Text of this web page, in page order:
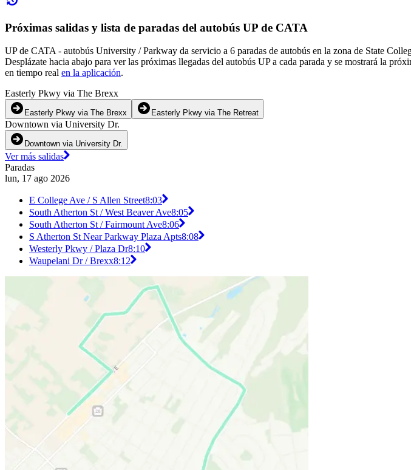
Próximas salidas y lista de paradas del autobús UP de CATA
UP de CATA - autobús University / Parkway da servicio a 6 paradas de autobús en la zona de State
Desplázate hacia abajo para ver las próximas llegadas del autobús UP a cada parada y se mostrará la
en tiempo real en la aplicación.
Easterly Pkwy via The Brexx
Easterly Pkwy via The Brexx Easterly Pkwy via The Retreat
Downtown via University Dr.
Downtown via University Dr.
Ver más salidas
Paradas
lun, 17 ago 2026
E College Ave / S Allen Street8:03
South Atherton St / West Beaver Ave8:05
South Atherton St / Fairmount Ave8:06
S Atherton St Near Parkway Plaza Apts8:08
Westerly Pkwy / Plaza Dr8:10
Waupelani Dr / Brexx8:12